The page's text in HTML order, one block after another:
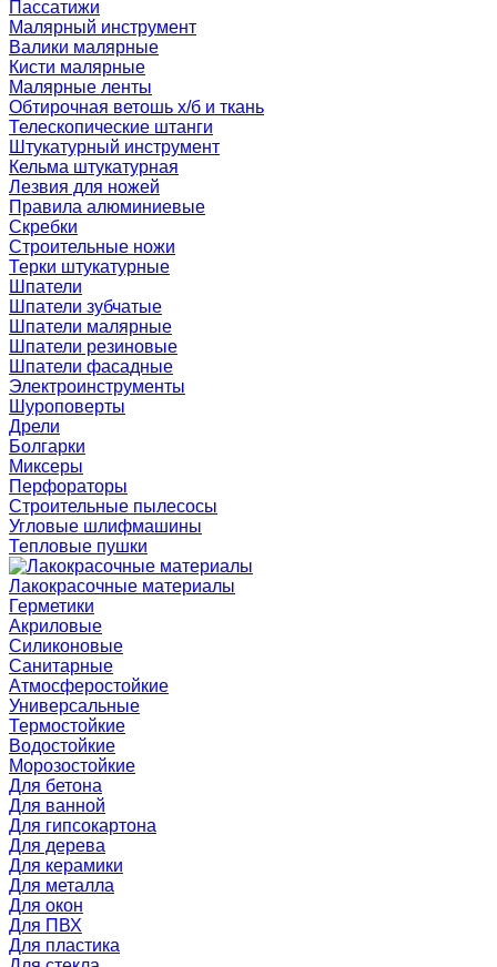
Пассатижи
Малярный инструмент
Валики малярные
Кисти малярные
Малярные ленты
Обтирочная ветошь х/б и ткань
Телескопические штанги
Штукатурный инструмент
Кельма штукатурная
Лезвия для ножей
Правила алюминиевые
Скребки
Строительные ножи
Терки штукатурные
Шпатели
Шпатели зубчатые
Шпатели малярные
Шпатели резиновые
Шпатели фасадные
Электроинструменты
Шуроповерты
Дрели
Болгарки
Миксеры
Перфораторы
Строительные пылесосы
Угловые шлифмашины
Тепловые пушки
Лакокрасочные материалы
Герметики
Акриловые
Силиконовые
Санитарные
Атмосферостойкие
Универсальные
Термостойкие
Водостойкие
Морозостойкие
Для бетона
Для ванной
Для гипсокартона
Для дерева
Для керамики
Для металла
Для окон
Для ПВХ
Для пластика